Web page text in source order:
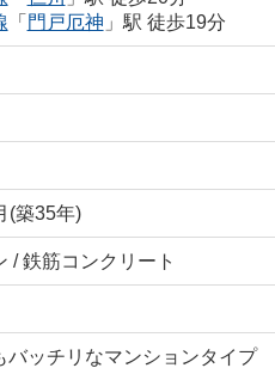
「 門戸厄神 」駅 徒歩19分
(築35年)
/ 鉄筋コンクリート
バッチリなマンションタイプ